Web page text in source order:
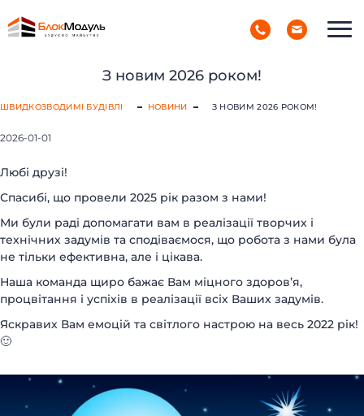
РУС
УКР
Головна
Каталог
Наші клієнти
Технології
Новини
Блог
З новим 2026 роком!
ШВИДКОЗВОДИМІ БУДІВЛІ НОВИНИ З НОВИМ 2026 РОКОМ!
2026-01-01
Любі друзі!
Спасибі, що провели 2025 рік разом з нами!
Ми були раді допомагати вам в реалізації творчих і
технічних задумів та сподіваємося, що робота з нами була
не тільки ефективна, але і цікава.
Наша команда щиро бажає Вам міцного здоров’я,
процвітання і успіхів в реалізації всіх Ваших задумів.
Яскравих Вам емоцій та світлого настрою на весь 2022 рiк!
🙂